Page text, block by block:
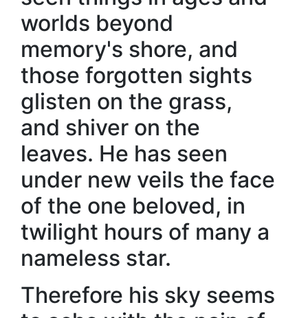
worlds beyond
memory's shore, and
those forgotten sights
glisten on the grass,
and shiver on the
leaves. He has seen
under new veils the face
of the one beloved, in
twilight hours of many a
nameless star.
Therefore his sky seems